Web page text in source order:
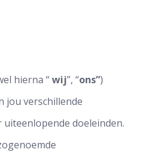
hierna “wij”, “ons”)
jou verschillende
doeleinden.